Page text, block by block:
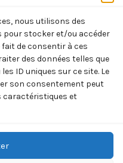
nous utilisons des
pour stocker et/ou accéder
de consentir à ces
des données telles que
ID uniques sur ce site. Le
son consentement peut
caractéristiques et
OISEAU »
(Julianne
Pashchkis)
12,00€ TTC
Ajouter